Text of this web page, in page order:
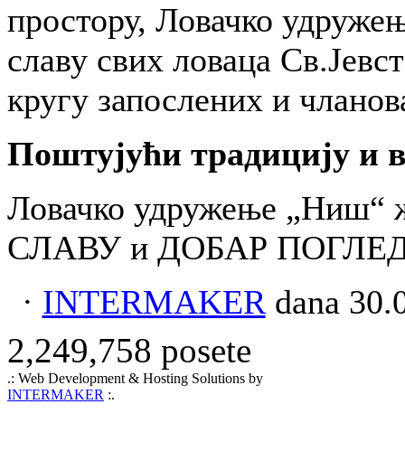
простору, Ловачко
славу свих ловаца
кругу запослених и
Поштујући традицију и
Ловачко удружење
СЛАВУ и ДОБАР
· INTERMAKERdana
2,249,758 posete
.: Web Development & Hosting Solutions by
INTERMAKER :.